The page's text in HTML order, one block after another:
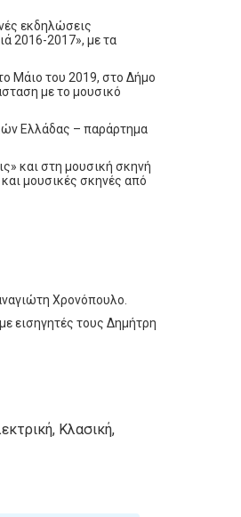
εκδηλώσεις
2016-2017», με τα
Μάιο του 2019, στο Δήμο
με το μουσικό
Ελλάδας – παράρτημα
και στη μουσική σκηνή
μουσικές σκηνές από
Χρονόπουλο.
εισηγητές τους Δημήτρη
Κλασική,